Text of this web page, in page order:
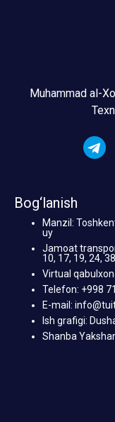
Muhammad al-
Bog‘lanish
Manzil:
uy
Jamoat
10, 17, 19, 24,
Virtual
Telefon: +998
E-mail:
Ish grafigi:
Shanba